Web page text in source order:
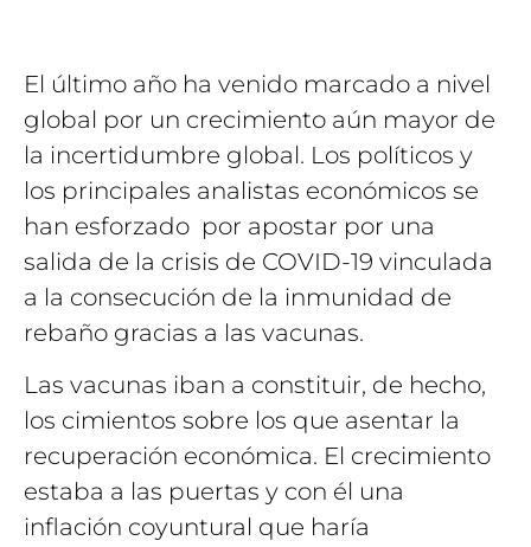
El último año ha venido marcado a nivel
global por un crecimiento aún mayor de
la incertidumbre global. Los políticos y
los principales analistas económicos se
han esforzado por apostar por una
salida de la crisis de COVID-19 vinculada
a la consecución de la inmunidad de
rebaño gracias a las vacunas.
Las vacunas iban a constituir, de hecho,
los cimientos sobre los que asentar la
recuperación económica. El crecimiento
estaba a las puertas y con él una
inflación coyuntural que haría